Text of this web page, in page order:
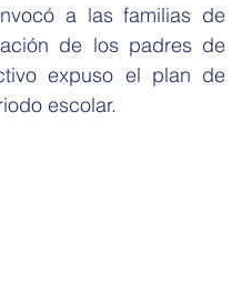
a las familias de
de los padres de
expuso el plan de
escolar.